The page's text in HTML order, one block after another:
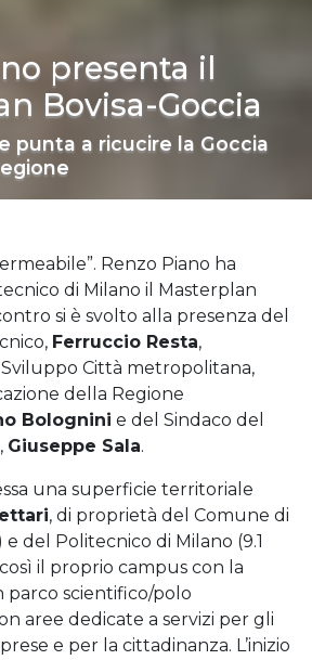
presenta il
Bovisa-Goccia
punta a ricucire la Goccia
Renzo Piano ha
di Milano il Masterplan
si è svolto alla presenza del
Ferruccio Resta,
Sviluppo Città metropolitana,
della Regione
Bolognini e del Sindaco del
Giuseppe Sala.
una superficie territoriale
, di proprietà del Comune di
del Politecnico di Milano (9.1
il proprio campus con la
parco scientifico/polo
aree dedicate a servizi per gli
e per la cittadinanza. L’inizio